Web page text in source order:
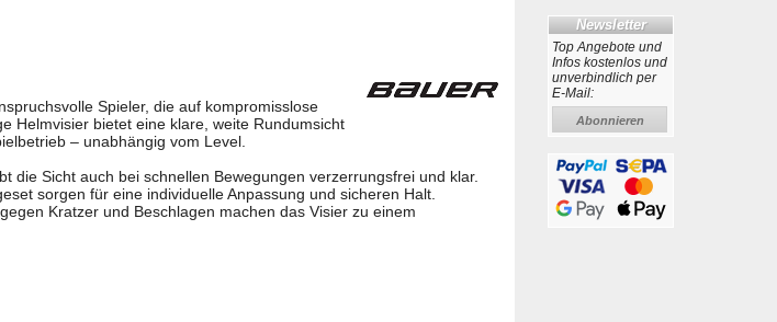
Spieler, die auf kompromisslose
Helmvisier bietet eine klare, weite Rundumsicht
– unabhängig vom Level.
die Sicht auch bei schnellen Bewegungen verzerrungsfrei und klar.
sorgen für eine individuelle Anpassung und sicheren Halt.
Kratzer und Beschlagen machen das Visier zu einem
Newsletter
Top Angebote und
Infos kostenlos und
unverbindlich per
E-Mail:
Abonnieren